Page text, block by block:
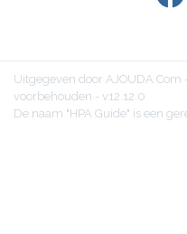
Uitgegeven door
voorbehouden - v12.12.0
De naam "HPA Guide" is een